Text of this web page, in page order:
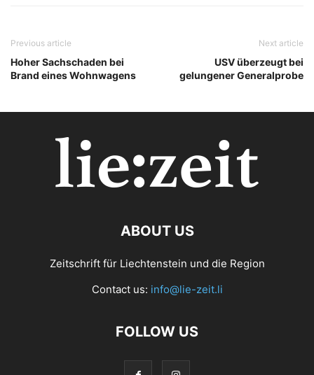
Previous article
Hoher Sachschaden bei
Brand eines Wohnwagens
Next article
USV überzeugt bei
gelungener Generalprobe
ABOUT US
Zeitschrift für Liechtenstein und die Region
Contact us: info@lie-zeit.li
FOLLOW US